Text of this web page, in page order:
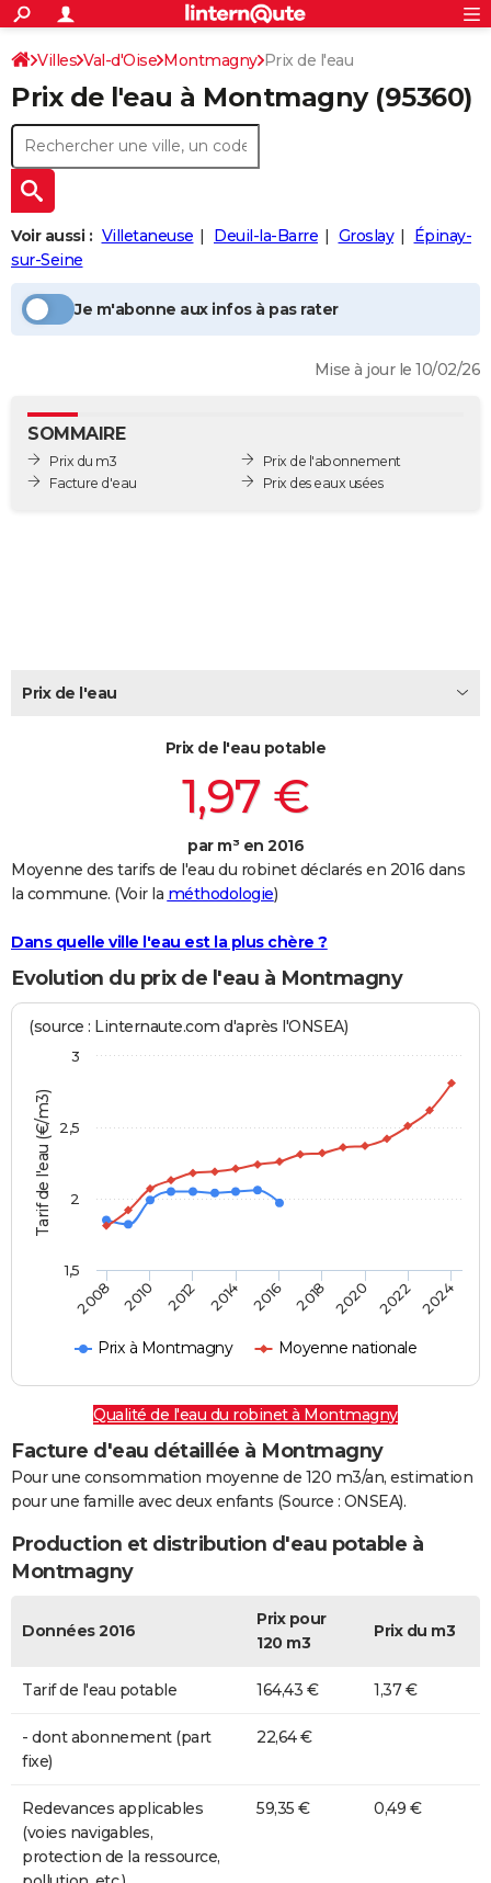
ACTUALITÉS
Politique
Société
Faits Divers
Education
Monde
Villes
+
SPORT
Coupe du monde 2026
Football
Tennis
Cyclisme
Rugby
Forum
Programme TV
TNTStreaming
Cinéma
Sorties cinéma
Musique
Retraite
Impôts
Epargne
Immobilier
Risques naturels par ville
Banque
Assurance
Crédit
AUTO
Essais
Réserver un essai
Citadines
Berlines
SUV
Forum auto
+
Mobiles
Meilleur smartphone
Internet
Ordinateurs
Jeux vidéo
Guide high-tech
+BRICOLAGE
Forum
Aménagement intérieur
Extérieur
Cuisine
Salle de bains
Jardinage
Rangement
+WEEK-END
Art de vivre
Bien-être
Loisirs
Mode
Modes de vie
SANTE
Alimentation
Guide de la santé
Maladies
Médicaments
Sommeil
VOYAGE
Carte de Noël
Carte Bonne année
Carte Saint-Valentin
Carte Pâques
Carte d'anniversaire
DICTIONNAIRE
FORUM
S'inscrire
Connexion
Villes Val-d'Oise Montmagny Prix de l'eau
Prix de l'eau à Montmagny(95360)
Voir aussi : Villetaneuse Deuil-la-Barre Groslay
Épinay-
sur-Seine
Je m'abonne aux infos à pas rater
Mise à jour le 10/02/26
SOMMAIRE
Prix du m3
Facture d'eau
Prix de l'abonnement
Prix des eaux usées
Prix de l'eau
Prix de l'eau potable
1,97 €
par m³ en 2016
Moyenne des tarifs de l'eau du robinet déclarés en 2016 dans
la commune. (Voir la méthodologie)
Dans quelle ville l'eau est la plus chère ?
Evolution du prix de l'eau à Montmagny
Tarif de l'eau (€/m3)
(source : Linternaute.com d'après l'ONSEA)
Prix à Montmagny Moyenne nationale
2008 2010 2012 2014 2016 2018 2020 2022 2024
2
2,5
3
1,5
Qualité de l'eau du robinet à Montmagny
Facture d'eau détaillée à Montmagny
Pour une consommation moyenne de 120 m3/an, estimation
pour une famille avec deux enfants (Source : ONSEA).
Production et distribution d'eau potable à
Montmagny
Données 2016
Prix pour
120 m3
Prix du m3
Tarif de l'eau potable 164,43 € 1,37 €
- dont abonnement (part
fixe)
22,64 €
Redevances applicables
(voies navigables,
protection de la ressource,
59,35 € 0,49 €